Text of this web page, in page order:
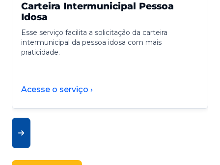
Carteira Intermunicipal Pessoa
Idosa
Esse serviço facilita a solicitação da carteira
intermunicipal da pessoa idosa com mais
praticidade.
Acesse o serviço ›